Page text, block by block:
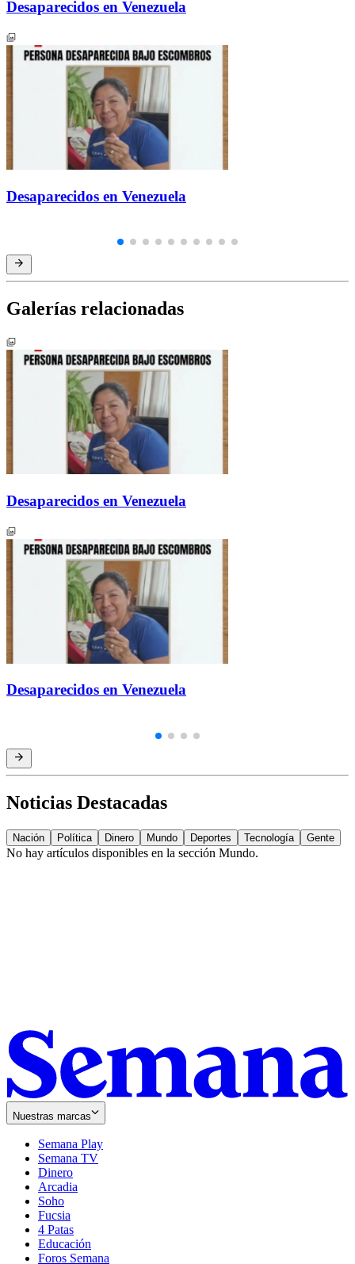
Desaparecidos en Venezuela
Desaparecidos en Venezuela
Galerías relacionadas
Desaparecidos en Venezuela
Desaparecidos en Venezuela
Noticias Destacadas
Nación Política Dinero Mundo Deportes Tecnología Gente
No hay artículos disponibles en la sección Mundo.
Nuestras marcas
Semana Play
Semana TV
Dinero
Arcadia
Soho
in
new
window
Fucsia
in
new
window
4 Patas
Educación
Foros Semana